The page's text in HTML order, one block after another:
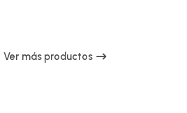
Ver más productos